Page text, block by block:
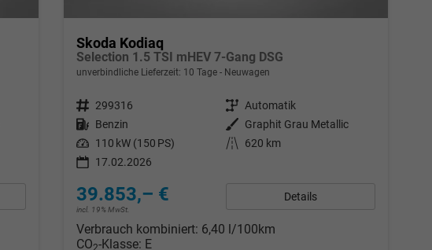
Skoda Kodiaq
Selection 1.5 TSI mHEV 7-Gang DSG
unverbindliche Lieferzeit: 10 Tage Neuwagen
Fahrzeugnr. 299316 Getriebe Automatik
Kraftstoff Benzin Außenfarbe
Graphit Grau Metallic
Leistung 110 kW (150 PS) Kilometerstand
620 km
17.02.2026
39.853,– €
incl. 19% MwSt.
Details
Verbrauch kombiniert: 6,40 l/100km
CO2-Klasse: E